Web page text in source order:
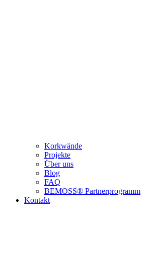
Korkwände
Projekte
Über uns
Blog
FAQ
BEMOSS® Partnerprogramm​
Kontakt